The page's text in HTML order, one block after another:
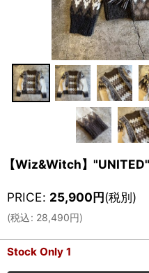
【Wiz&Witch】
PRICE: 25,900円(税別)
(税込: 28,490円)
Stock Only 1